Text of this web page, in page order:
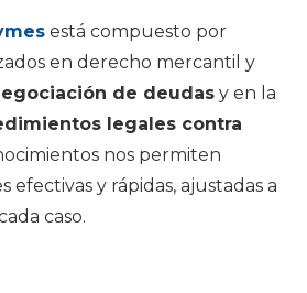
está compuesto por
en derecho mercantil y
de deudas y en la
legales contra
nos permiten
efectivas y rápidas, ajustadas a
caso.